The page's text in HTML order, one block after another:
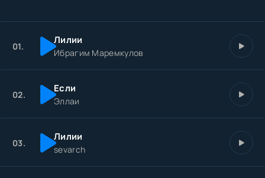
Лилии, лилии .
01. Лилии
Ибрагим Маремкулов
02. Если
Эллаи
03. Лилии
sevarch